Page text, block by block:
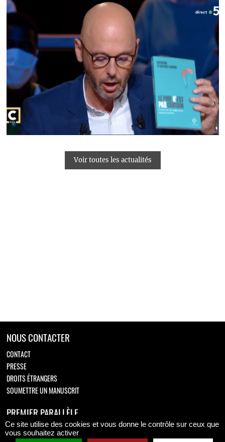
Voir toutes les actualités
NOUS CONTACTER
CONTACT
PRESSE
DROITS ÉTRANGERS
SOUMETTRE UN MANUSCRIT
PREMIER PARALLÈLE
Retrouvez-nous sur
Ce site utilise des cookies et vous donne le contrôle sur ceux que
vous souhaitez activer